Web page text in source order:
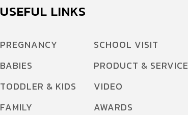
USEFUL LINKS
PREGNANCY
BABIES
TODDLER & KIDS
FAMILY
SCHOOL VISIT
PRODUCT & SERVICE
VIDEO
AWARDS